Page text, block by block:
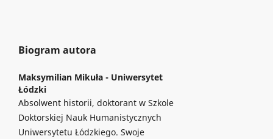
Biogram autora
Maksymilian Mikuła - Uniwersytet
Łódzki
Absolwent historii, doktorant w Szkole
Doktorskiej Nauk Humanistycznych
Uniwersytetu Łódzkiego. Swoje